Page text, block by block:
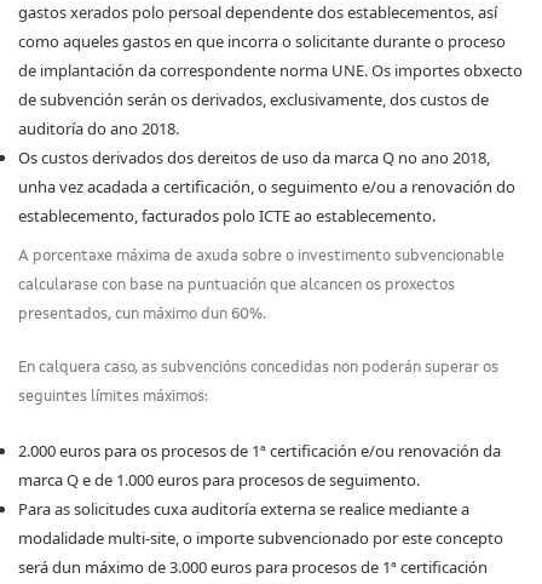
gastos xerados polo persoal dependente dos establecementos, así
como aqueles gastos en que incorra o solicitante durante o proceso
de implantación da correspondente norma UNE. Os importes obxecto
de subvención serán os derivados, exclusivamente, dos custos de
auditoría do ano 2018.
Os custos derivados dos dereitos de uso da marca Q no ano 2018,
unha vez acadada a certificación, o seguimento e/ou a renovación do
establecemento, facturados polo ICTE ao establecemento.
A porcentaxe máxima de axuda sobre o investimento subvencionable
calcularase con base na puntuación que alcancen os proxectos
presentados, cun máximo dun 60%.
En calquera caso, as subvencións concedidas non poderán superar os
seguintes límites máximos:
2.000 euros para os procesos de 1ª certificación e/ou renovación da
marca Q e de 1.000 euros para procesos de seguimento.
Para as solicitudes cuxa auditoría externa se realice mediante a
modalidade multi-site, o importe subvencionado por este concepto
será dun máximo de 3.000 euros para procesos de 1ª certificación